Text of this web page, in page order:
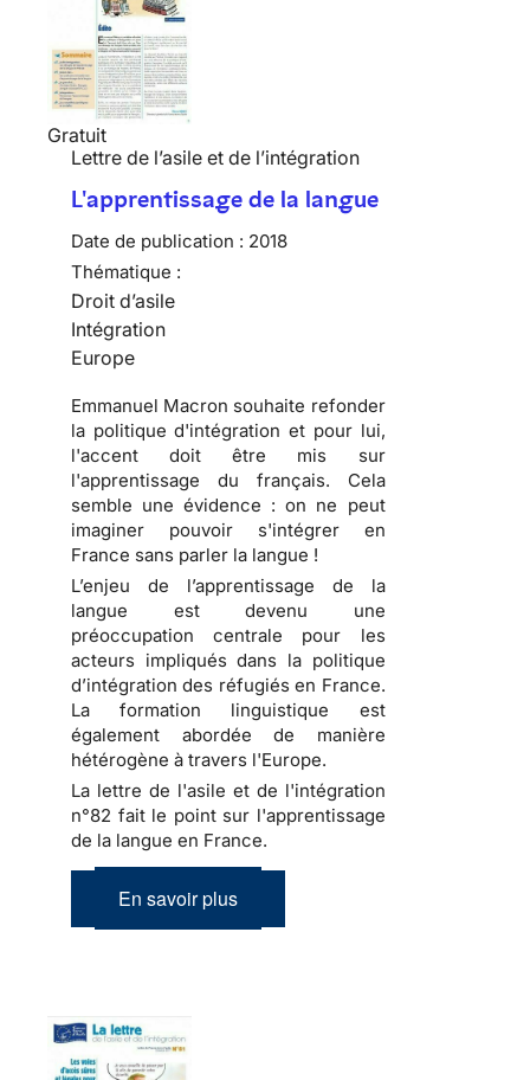
Gratuit
Lettre de l’asile et de l’intégration
L'apprentissage de la langue
Date de publication : 2018
Thématique :
Droit d’asile
Intégration
Europe
Emmanuel Macron souhaite refonder
la politique d'intégration et pour lui,
l'accent doit être mis sur
l'apprentissage du français. Cela
semble une évidence : on ne peut
imaginer pouvoir s'intégrer en
France sans parler la langue !
L’enjeu de l’apprentissage de la
langue est devenu une
préoccupation centrale pour les
acteurs impliqués dans la politique
d’intégration des réfugiés en France.
La formation linguistique est
également abordée de manière
hétérogène à travers l'Europe.
La lettre de l'asile et de l'intégration
n°82 fait le point sur l'apprentissage
de la langue en France.
En savoir plus